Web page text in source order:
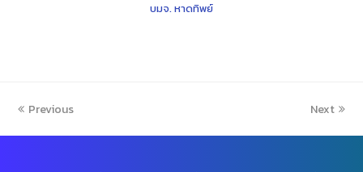
บมจ. หาดทิพย์
Previous Next